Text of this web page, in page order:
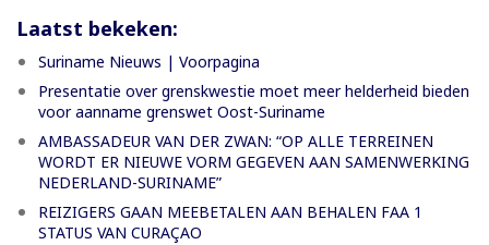
Laatst bekeken:
Suriname Nieuws | Voorpagina
Presentatie over grenskwestie moet meer helderheid bieden
voor aanname grenswet Oost-Suriname
AMBASSADEUR VAN DER ZWAN: “OP ALLE TERREINEN
WORDT ER NIEUWE VORM GEGEVEN AAN SAMENWERKING
NEDERLAND-SURINAME”
REIZIGERS GAAN MEEBETALEN AAN BEHALEN FAA 1
STATUS VAN CURAÇAO